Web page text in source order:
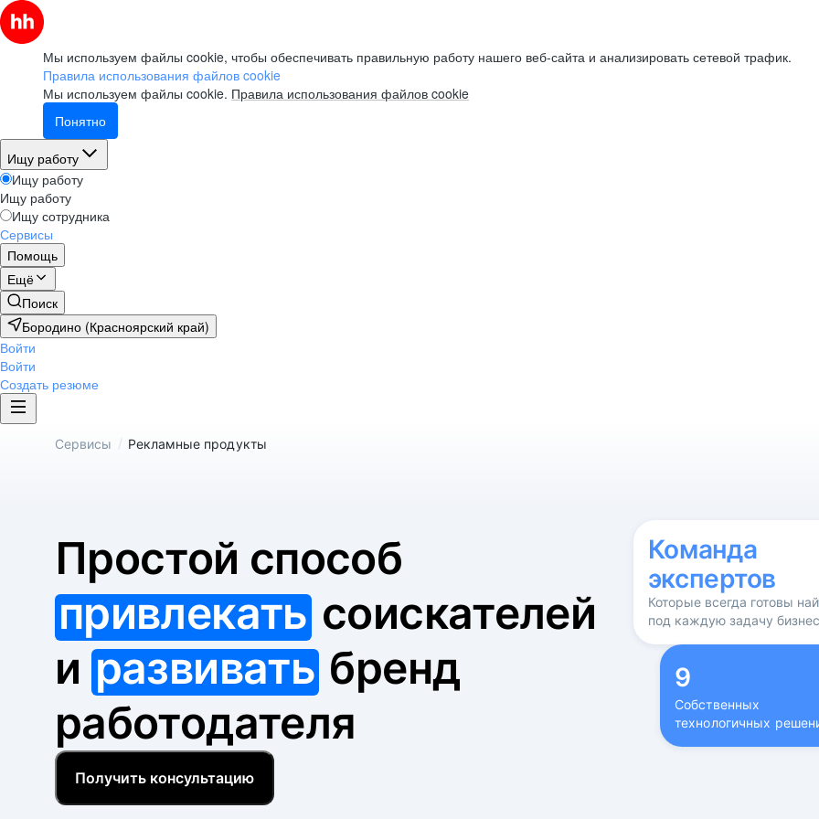
Мы используем файлы cookie, чтобы обеспечивать правильную работу нашего веб-сайта и анализировать сетевой трафик.
Правила использования файлов cookie
Мы используем файлы cookie. Правила использования файлов cookie
Понятно
Ищу работу
Ищу работу
Ищу работу
Ищу сотрудника
Сервисы
Помощь
Ещё
Поиск
Бородино (Красноярский край)
Войти
Войти
Создать резюме
Сервисы / Рекламные продукты
Простой способ
привлекатьсоискателей
и развивать бренд
работодателя
Получить консультацию
Команда
экспертов
Которые всегда готовы
под каждую задачу
9
Собственных
технологичных